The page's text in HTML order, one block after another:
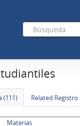
(111) Related
Materias